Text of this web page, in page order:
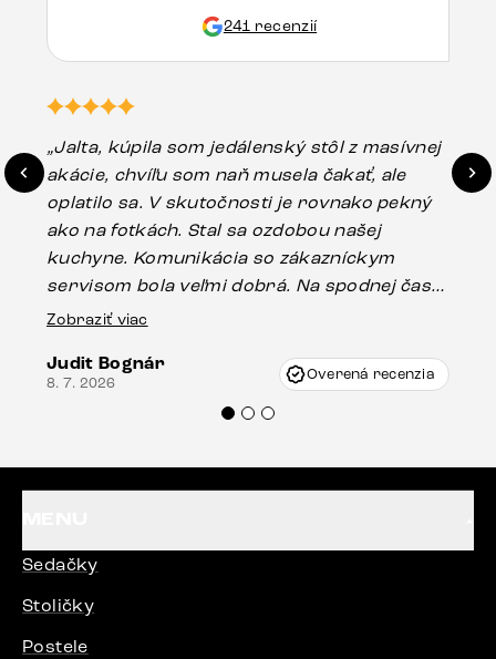
241 recenzií
„Jalta, kúpila som jedálenský stôl z masívnej
akácie, chvíľu som naň musela čakať, ale
oplatilo sa. V skutočnosti je rovnako pekný
ako na fotkách. Stal sa ozdobou našej
kuchyne. Komunikácia so zákazníckym
servisom bola veľmi dobrá. Na spodnej časti
stola bolo malé poškodenie, pravdepodobne
Vincze pri riešení mojej záležitosti pristúpili
veľmi korektne. Odporúčam produkty Delife
Zobraziť viac
Judit Bognár
8. 7. 2026 Overená recenzia
Sedačky
Stoličky
Postele